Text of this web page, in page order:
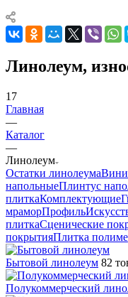
Линолеум,
17
Главная
—
Каталог
—
Линолеум
Остатки линолеума
напольныеПлинтус
плиткаКомплектующие
мраморПрофиль
плиткаСценические
покрытияПлитка
Бытовой линолеум 82
Полукоммерческий